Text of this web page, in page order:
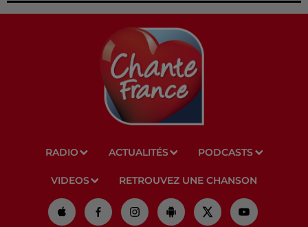
RADIO ACTUALITÉS PODCASTS
VIDEOS RETROUVEZ UNE CHANSON